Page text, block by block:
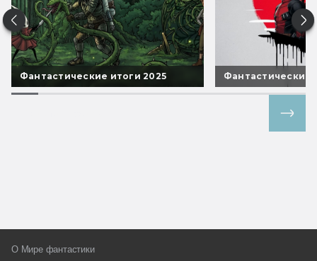
Фантастические итоги 2025 Фантастические
О Мире фантастики